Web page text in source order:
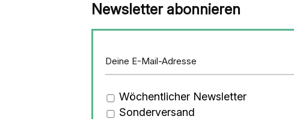
Newsletter abonnieren
Wöchentlicher Newsletter
Sonderversand